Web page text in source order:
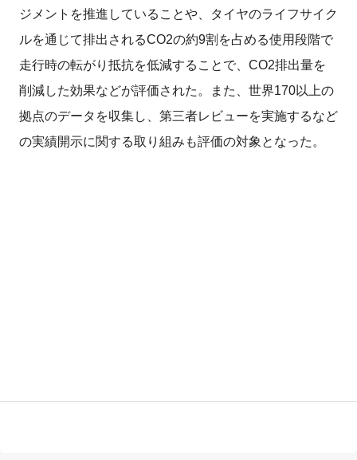
ジメントを推進していることや、タイヤのライフサイク
ルを通じて排出されるCO2の約9割を占める使用段階で
走行時の転がり抵抗を低減することで、CO2排出量を
削減した効果などが評価された。また、世界170以上の
拠点のデータを収集し、第三者レビューを実施するなど
の実績開示に関する取り組みも評価の対象となった。